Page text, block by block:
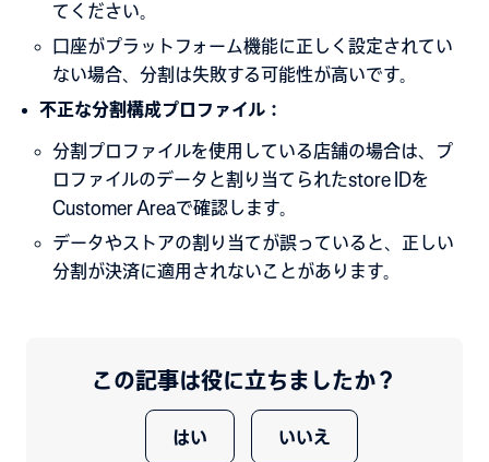
てください。
口座がプラットフォーム機能に正しく設定されてい
ない場合、分割は失敗する可能性が高いです。
不正な分割構成プロファイル：
分割プロファイルを使用している店舗の場合は、プ
ロファイルのデータと割り当てられたstore IDを
Customer Areaで確認します。
データやストアの割り当てが誤っていると、正しい
分割が決済に適用されないことがあります。
この記事は役に立ちましたか？
はい いいえ